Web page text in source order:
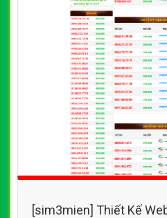
[sim3mien] Thiết Kế